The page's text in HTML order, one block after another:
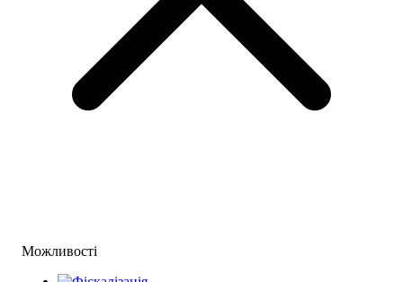
Можливості